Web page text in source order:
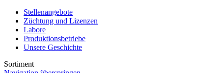
Stellenangebote
Züchtung und Lizenzen
Labore
Produktionsbetriebe
Unsere Geschichte
Sortiment